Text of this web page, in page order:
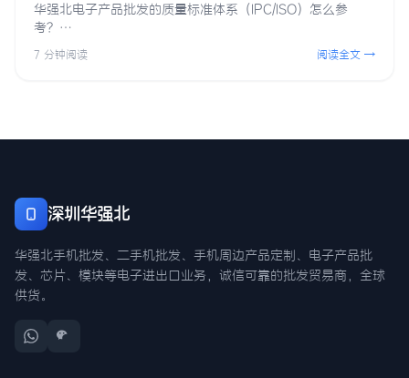
华强北电子产品批发的质量标准体系（IPC/ISO）怎么参
考？…
7 分钟阅读 阅读全文 →
深圳华强北
华强北手机批发、二手机批发、手机周边产品定制、电子产品批
发、芯片、模块等电子进出口业务，诚信可靠的批发贸易商，全球
供货。